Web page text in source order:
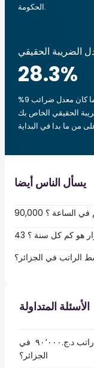
الحكومة.
الضريبة الحقيقي
28.3%
لذلك، بدفعك أنت وصاحب العمل الضريبة، ما كان معدل ضرائب 9%
الضريبة الحقيقي الخاص بك
يسأل الناس أيضا
كم في الساعة ؟
هو كم كل سنة ؟
الراتب في الجزائر؟
الأسئلة المتداولة
ما مقدار الضريبة التي ستدفعها على راتب د.ج.‏٩٠٬٠٠٠ ‏ في
الجزائر؟